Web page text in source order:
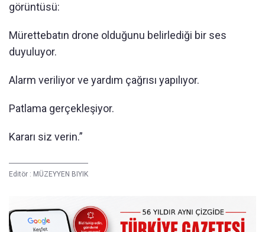
görüntüsü:
Mürettebatın drone olduğunu belirlediği bir ses
duyuluyor.
Alarm veriliyor ve yardım çağrısı yapılıyor.
Patlama gerçekleşiyor.
Kararı siz verin.”
Editör : MÜZEYYEN BIYIK